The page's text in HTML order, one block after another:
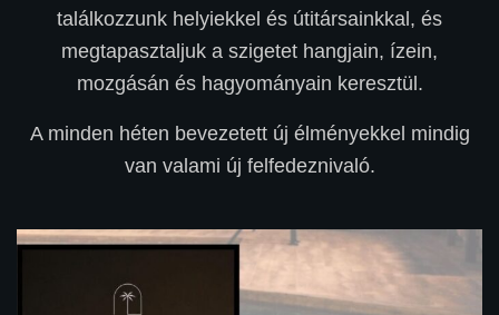
találkozzunk helyiekkel és útitársainkkal, és
megtapasztaljuk a szigetet hangjain, ízein,
mozgásán és hagyományain keresztül.
A minden héten bevezetett új élményekkel mindig
van valami új felfedeznivaló.